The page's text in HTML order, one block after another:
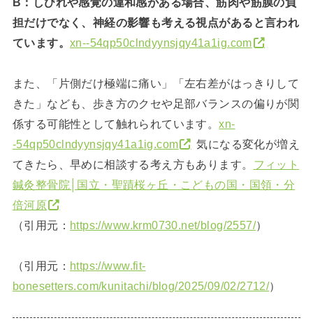
担だけでなく、神経の影響も考える視点があると言われ
ています。 xn--54qp50clndyynsjqy41a1ig.com
また、「片側だけ極端に痛い」「左右差がはっきりして
きた」なども、歩き方のクセや足部バランスの偏りが関
係する可能性として触れられています。xn-
-54qp50clndyynsjqy41a1ig.com
気になる変化が増え
てきたら、早めに相談する考え方もあります。 フィット
鍼灸整骨院│国立・聖蹟桜ヶ丘・こどもの国・国領・分
倍河原
（引用元： https://www.krm0730.net/blog/2557/）
（引用元： https://www.fit-
bonesetters.com/kunitachi/blog/2025/09/02/2712/）